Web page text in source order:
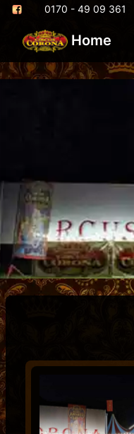
0170 - 49 09 361
Home